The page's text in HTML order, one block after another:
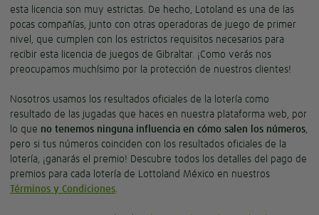
esta licencia son muy estrictas. De hecho, Lotoland es una de las
pocas compañías, junto con otras operadoras de juego de primer
nivel, que cumplen con los estrictos requisitos necesarios para
recibir esta licencia de juegos de Gibraltar. ¡Como verás nos
preocupamos muchísimo por la protección de nuestros clientes!
Nosotros usamos los resultados oficiales de la lotería como
resultado de las jugadas que haces en nuestra plataforma web, por
lo que no tenemos ninguna influencia en cómo salen los números
pero si tus números coinciden con los resultados oficiales de la
lotería, ¡ganarás el premio! Descubre todos los detalles del pago de
premios para cada lotería de Lottoland México en nuestros
Términos y Condiciones